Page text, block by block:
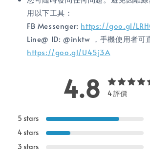
用以下工具：
FB Messenger: https://goo.gl/
Line@ ID: @inktw ，手機使用者可
https://goo.gl/U45j3A
4.8 4 評價
5 stars
4 stars
3 stars